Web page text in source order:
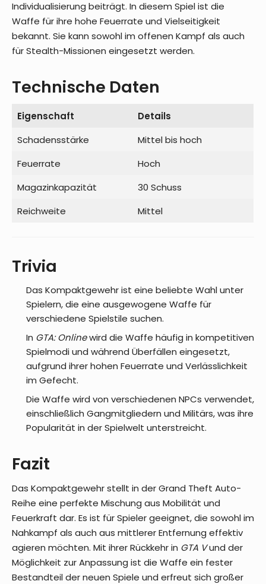
Individualisierung beiträgt. In diesem Spiel ist die
Waffe für ihre hohe Feuerrate und Vielseitigkeit
bekannt. Sie kann sowohl im offenen Kampf als auch
für Stealth-Missionen eingesetzt werden.
Technische Daten
Eigenschaft
Details
Schadensstärke
Mittel bis hoch
Feuerrate
Hoch
Magazinkapazität
30 Schuss
Reichweite
Mittel
Trivia
Das Kompaktgewehr ist eine beliebte Wahl unter
Spielern, die eine ausgewogene Waffe für
verschiedene Spielstile suchen.
In GTA: Onlinewird die Waffe häufig in kompetitiven
Spielmodi und während Überfällen eingesetzt,
aufgrund ihrer hohen Feuerrate und Verlässlichkeit
im Gefecht.
Die Waffe wird von verschiedenen NPCs verwendet,
einschließlich Gangmitgliedern und Militärs, was ihre
Popularität in der Spielwelt unterstreicht.
Fazit
Das Kompaktgewehr stellt in der Grand Theft Auto-
Reihe eine perfekte Mischung aus Mobilität und
Feuerkraft dar. Es ist für Spieler geeignet, die sowohl im
Nahkampf als auch aus mittlerer Entfernung effektiv
agieren möchten. Mit ihrer Rückkehr in GTA Vund der
Möglichkeit zur Anpassung ist die Waffe ein fester
Bestandteil der neuen Spiele und erfreut sich großer